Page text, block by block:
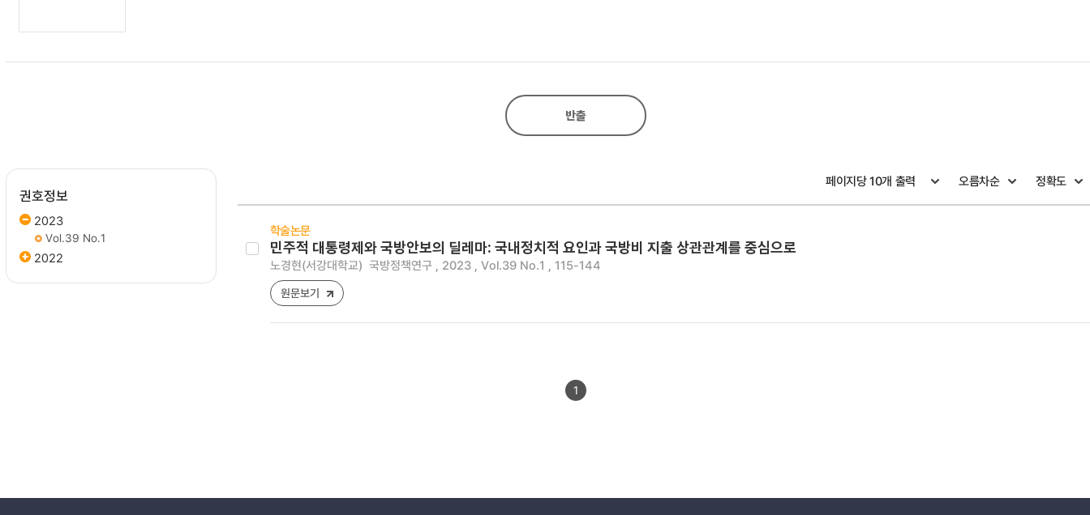
반출
권호정보
2023
Vol.39 No.1
2022
학술논문
민주적 대통령제와 국방안보의 딜레마: 국내정치적 요인과 국방비 지출 상관관계를 중심으로
노경현(서강대학교) 국방정책연구 , 2023 , Vol.39 No.1 , 115-144
원문보기
1